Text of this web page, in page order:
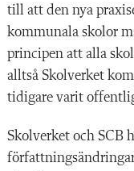
till att den nya
kommunala skolor
principen att alla
alltså Skolverket
tidigare varit
Skolverket och SCB